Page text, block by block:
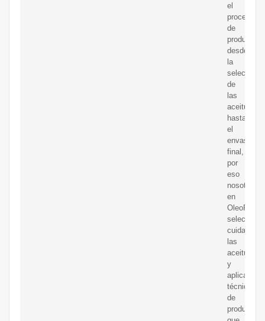
el
proceso
de
desde
la
selección
de
las
aceitunas
hasta
el
envasado
final,
por
eso
nosotros
en
las
aceitunas
y
aplicamos
técnicas
de
producción